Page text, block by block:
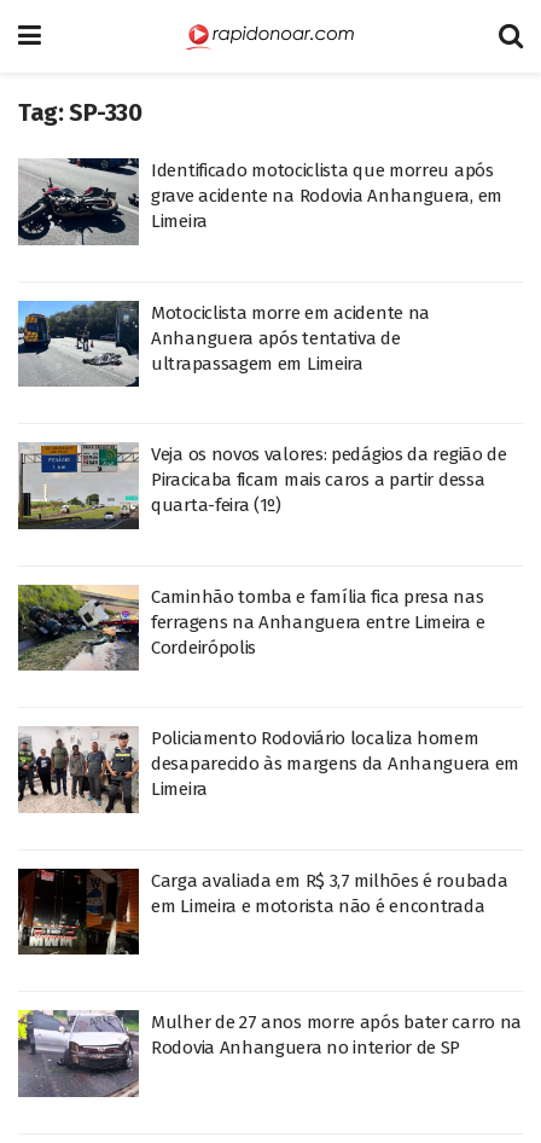
Tag:SP-330
Identificado motociclista que morreu após
grave acidente na Rodovia Anhanguera, em
Limeira
Motociclista morre em acidente na
Anhanguera após tentativa de
ultrapassagem em Limeira
Veja os novos valores: pedágios da região de
Piracicaba ficam mais caros a partir dessa
quarta-feira (1º)
Caminhão tomba e família fica presa nas
ferragens na Anhanguera entre Limeira e
Cordeirópolis
Policiamento Rodoviário localiza homem
desaparecido às margens da Anhanguera em
Limeira
Carga avaliada em R$ 3,7 milhões é roubada
em Limeira e motorista não é encontrada
Mulher de 27 anos morre após bater carro na
Rodovia Anhanguera no interior de SP